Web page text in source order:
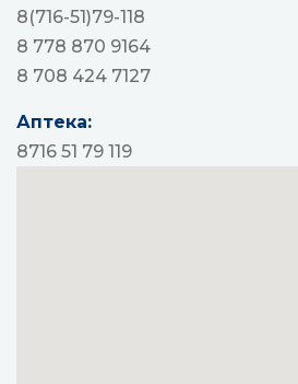
8(716-51)79-118
8 778 870 9164
8 708 424 7127
Аптека:
8716 51 79 119